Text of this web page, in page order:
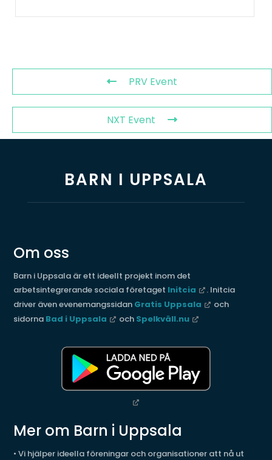
PRV Event
NXT Event
BARN I UPPSALA
Om oss
Barn i Uppsala är ett ideellt projekt inom det
arbetsintegrerande sociala företaget Initcia
. Initcia
driver även evenemangssidan Gratis Uppsala
och
sidorna Bad i Uppsala och Spelkväll.nu
Mer om Barn i Uppsala
• Vi hjälper ideella föreningar och organisationer att nå ut